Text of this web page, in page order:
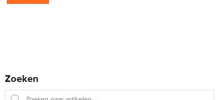
Zoeken
Producten zoeken